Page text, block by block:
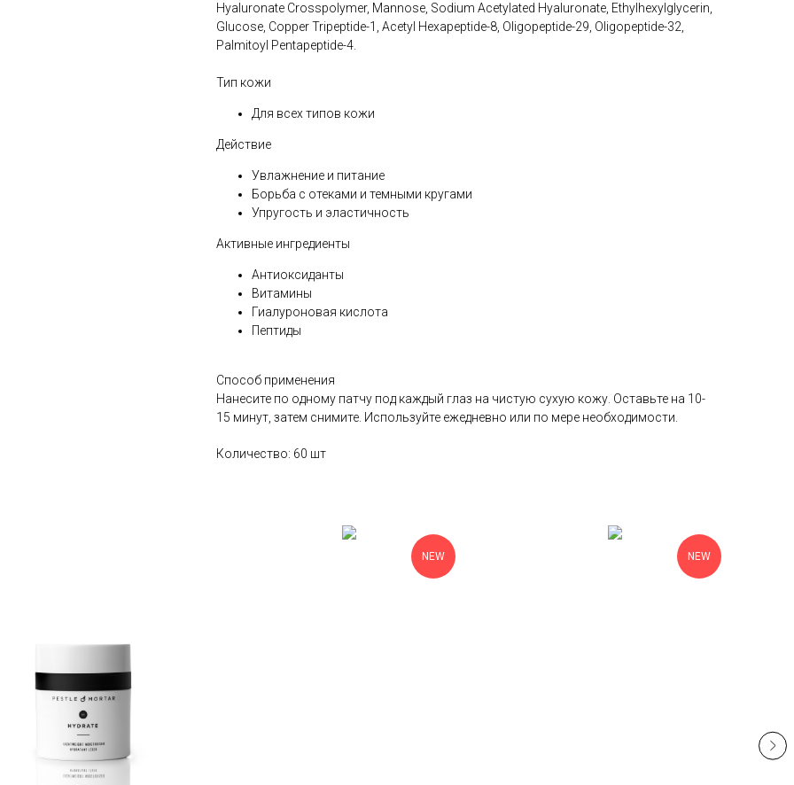
Hyaluronate Crosspolymer, Mannose, Sodium Acetylated Hyaluronate, Ethylhexylglycerin,
Glucose, Copper Tripeptide-1, Acetyl Hexapeptide-8, Oligopeptide-29, Oligopeptide-32,
Palmitoyl Pentapeptide-4.
Тип кожи
Для всех типов кожи
Действие
Увлажнение и питание
Борьба с отеками и темными кругами
Упругость и эластичность
Активные ингредиенты
Антиоксиданты
Витамины
Гиалуроновая кислота
Пептиды
Способ применения
Нанесите по одному патчу под каждый глаз на чистую сухую кожу. Оставьте на 10-
15 минут, затем снимите. Используйте ежедневно или по мере необходимости.
Количество: 60 шт
NEW NEW